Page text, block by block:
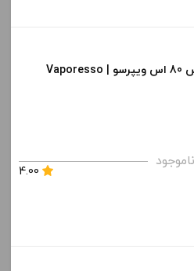
رنگ:
قیمت ، گزینه های محصول را
پادماد لوکس 80 اس ویپرسو | Vaporesso
ناموجود
4.00